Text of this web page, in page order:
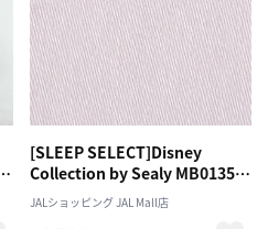
[SLEEP SELECT]Disney
Collection by Sealy MB0135
Box Sheets（ボックスシー
ツ）〔ダブルワイド〕 ペールピ
JALショッピング JAL Mall店